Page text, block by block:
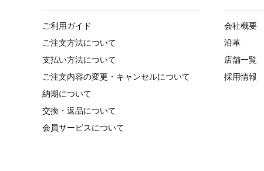
ご利用ガイド
ご注文方法について
支払い方法について
ご注文内容の変更・キャンセルについて
納期について
交換・返品について
会員サービスについて
会社概要
沿革
店舗一覧
採用情報